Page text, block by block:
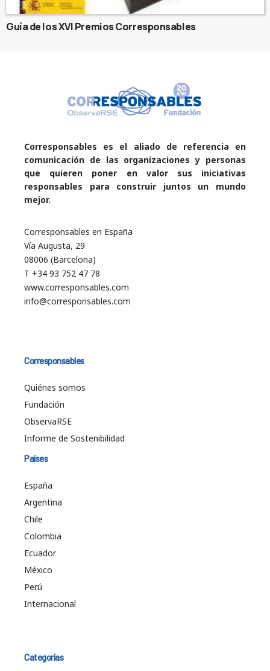
Guía de los XVI Premios Corresponsables
Corresponsables es el aliado de referencia en
comunicación de las organizaciones y personas
que quieren poner en valor sus iniciativas
responsables para construir juntos un mundo
mejor.
Corresponsables en España
Vía Augusta, 29
08006 (Barcelona)
T +34 93 752 47 78
www.corresponsables.com
info@corresponsables.com
Corresponsables
Quiénes somos
Fundación
ObservaRSE
Informe de Sostenibilidad
Países
España
Argentina
Chile
Colombia
Ecuador
México
Perú
Internacional
Categorías